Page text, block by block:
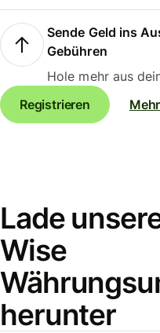
Sende Geld ins
Gebühren
Hole mehr aus
Registrieren
Lade
Wise
herunter